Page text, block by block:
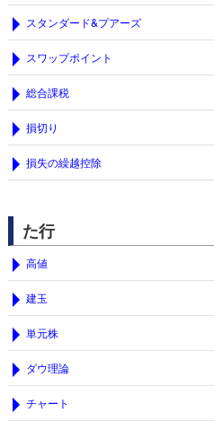
スタンダード&プアーズ
スワップポイント
総合課税
損切り
損失の繰越控除
た行
高値
建玉
単元株
ダウ理論
チャート